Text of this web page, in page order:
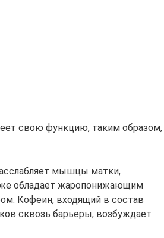
свою функцию, таким образом,
мышцы матки,
обладает жаропонижающим
Кофеин, входящий в состав
сквозь барьеры, возбуждает